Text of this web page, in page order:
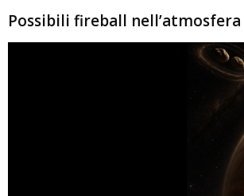
Possibili fireball